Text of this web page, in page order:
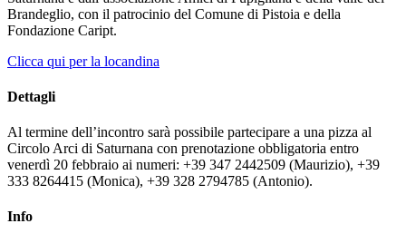
Brandeglio, con il patrocinio del Comune di Pistoia e della
Fondazione Caript.
Clicca qui per la locandina
Dettagli
Al termine dell’incontro sarà possibile partecipare a una pizza al
Circolo Arci di Saturnana con prenotazione obbligatoria entro
venerdì 20 febbraio ai numeri: +39 347 2442509 (Maurizio), +39
333 8264415 (Monica), +39 328 2794785 (Antonio).
Info